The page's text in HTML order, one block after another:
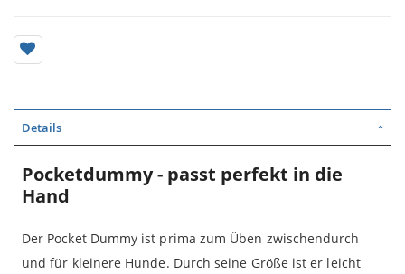
Details
Pocketdummy - passt perfekt in die
Hand
Der Pocket Dummy ist prima zum Üben zwischendurch
und für kleinere Hunde. Durch seine Größe ist er leicht